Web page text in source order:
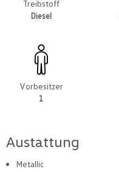
Treibstoff
Diesel
Vorbesitzer
1
Austattung
Metallic